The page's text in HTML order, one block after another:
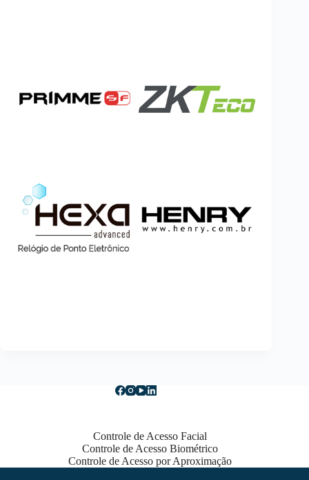
Controle de Acesso Facial
Controle de Acesso Biométrico
Controle de Acesso por Aproximação